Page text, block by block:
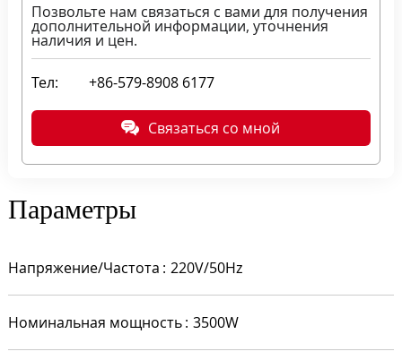
Позвольте нам связаться с вами для получения
дополнительной информации, уточнения
наличия и цен.
Тел: +86-579-8908 6177
Связаться со мной
Параметры
Напряжение/Частота 220V/50Hz
Номинальная мощность 3500W